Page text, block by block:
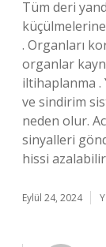
Tüm deri
. Organları
organlar
iltihaplanma
ve sindirim
neden olur.
sinyalleri
hissi
Eylül 24, 2024